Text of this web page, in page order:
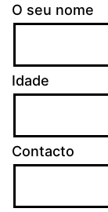
O seu nome
Idade
Contacto